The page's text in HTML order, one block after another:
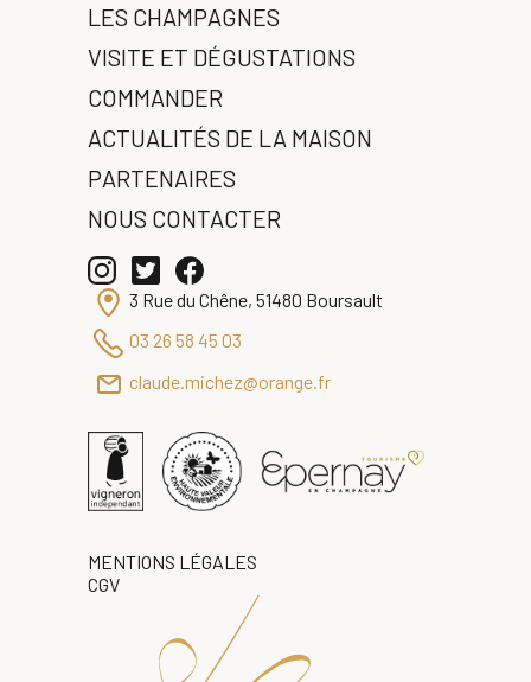
LES CHAMPAGNES
VISITE ET DÉGUSTATIONS
COMMANDER
ACTUALITÉS DE LA MAISON
PARTENAIRES
NOUS CONTACTER
3 Rue du Chêne, 51480 Boursault
03 26 58 45 03
claude.michez@orange.fr
MENTIONS LÉGALES
CGV